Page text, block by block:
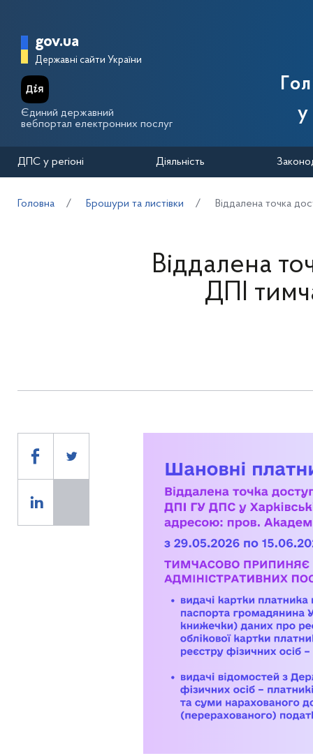
Головна сторінка Державної
gov.ua
Державні сайти України
Єдиний державний
вебпортал електронних послуг
у
ДПС у регіоні Діяльність
Головна Брошури та листівки Віддалена точка
Віддалена
ДПІ